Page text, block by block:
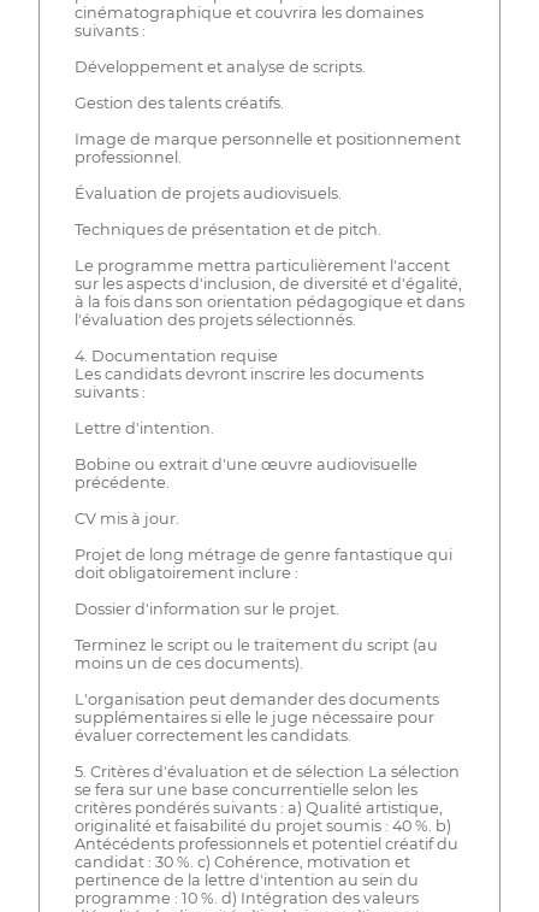
cinématographique et couvrira les domaines
suivants :
Développement et analyse de scripts.
Gestion des talents créatifs.
Image de marque personnelle et positionnement
professionnel.
Évaluation de projets audiovisuels.
Techniques de présentation et de pitch.
Le programme mettra particulièrement l'accent
sur les aspects d'inclusion, de diversité et d'égalité,
à la fois dans son orientation pédagogique et dans
l'évaluation des projets sélectionnés.
4. Documentation requise
Les candidats devront inscrire les documents
suivants :
Lettre d'intention.
Bobine ou extrait d'une œuvre audiovisuelle
précédente.
CV mis à jour.
Projet de long métrage de genre fantastique qui
doit obligatoirement inclure :
Dossier d'information sur le projet.
Terminez le script ou le traitement du script (au
moins un de ces documents).
L'organisation peut demander des documents
supplémentaires si elle le juge nécessaire pour
évaluer correctement les candidats.
5. Critères d'évaluation et de sélection La sélection
se fera sur une base concurrentielle selon les
critères pondérés suivants : a) Qualité artistique,
originalité et faisabilité du projet soumis : 40 %. b)
Antécédents professionnels et potentiel créatif du
candidat : 30 %. c) Cohérence, motivation et
pertinence de la lettre d'intention au sein du
programme : 10 %. d) Intégration des valeurs